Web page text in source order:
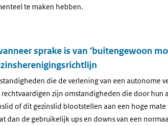
te maken hebben.
sprake is van ‘buitengewoon
die de verlening van een autonome
zijn omstandigheden die door hun
of dit gezinslid blootstellen aan een hoge
dan de gebruikelijk ups en downs van een